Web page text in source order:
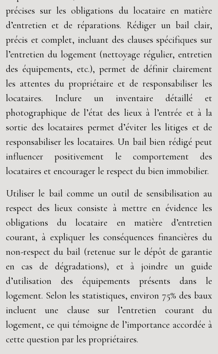
précises sur les obligations du locataire en matière
d’entretien et de réparations. Rédiger un bail clair,
précis et complet, incluant des clauses spécifiques sur
l’entretien du logement (nettoyage régulier, entretien
des équipements, etc.), permet de définir clairement
les attentes du propriétaire et de responsabiliser les
locataires. Inclure un inventaire détaillé et
photographique de l’état des lieux à l’entrée et à la
sortie des locataires permet d’éviter les litiges et de
responsabiliser les locataires. Un bail bien rédigé peut
influencer positivement le comportement des
locataires et encourager le respect du bien immobilier.
Utiliser le bail comme un outil de sensibilisation au
respect des lieux consiste à mettre en évidence les
obligations du locataire en matière d’entretien
courant, à expliquer les conséquences financières du
non-respect du bail (retenue sur le dépôt de garantie
en cas de dégradations), et à joindre un guide
d’utilisation des équipements présents dans le
logement. Selon les statistiques, environ 75% des baux
incluent une clause sur l’entretien courant du
logement, ce qui témoigne de l’importance accordée à
cette question par les propriétaires.